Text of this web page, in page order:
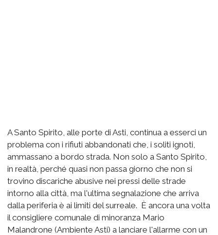
A Santo Spirito, alle porte di Asti, continua a esserci un
problema con i rifiuti abbandonati che, i soliti ignoti,
ammassano a bordo strada. Non solo a Santo Spirito,
in realtà, perché quasi non passa giorno che non si
trovino discariche abusive nei pressi delle strade
intorno alla città, ma l'ultima segnalazione che arriva
dalla periferia è ai limiti del surreale. È ancora una volta
il consigliere comunale di minoranza Mario
Malandrone (Ambiente Asti) a lanciare l'allarme con un